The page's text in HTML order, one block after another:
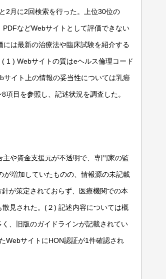
2月に2回検索を行った。上位30位の
などWebサイトとして評価できない
は最新の治療法や臨床試験を紹介する
1 ) Webサイトの質はeヘルス倫理コード
イト上の情報の妥当性については乳癌
目を参照し、記述状況を調査した。
や資金支援元が不透明で、専門家の監
増加していたものの、情報源の未記載
が策定されておらず、医療機関での本
見された。(２) 記述内容については概
、旧版のガイドラインが記載されてい
WebサイトにHON認証が1件確認され